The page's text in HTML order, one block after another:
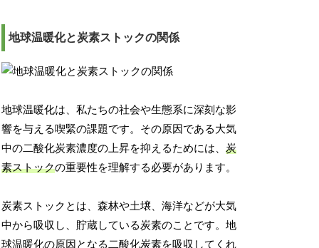
地球温暖化と炭素ストックの関係
地球温暖化は、私たちの社会や生態系に深刻な影
響を与える喫緊の課題です。その原因である大気
中の二酸化炭素濃度の上昇を抑えるためには、炭
素ストックの重要性を理解する必要があります。
炭素ストックとは、森林や土壌、海洋などが大気
中から吸収し、貯蔵している炭素のことです。地
球温暖化の原因となる二酸化炭素を吸収してくれ